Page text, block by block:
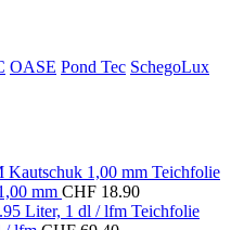
OASE Pond Tec SchegoLux
Teichfolie
mm CHF 18.90
Teichfolie